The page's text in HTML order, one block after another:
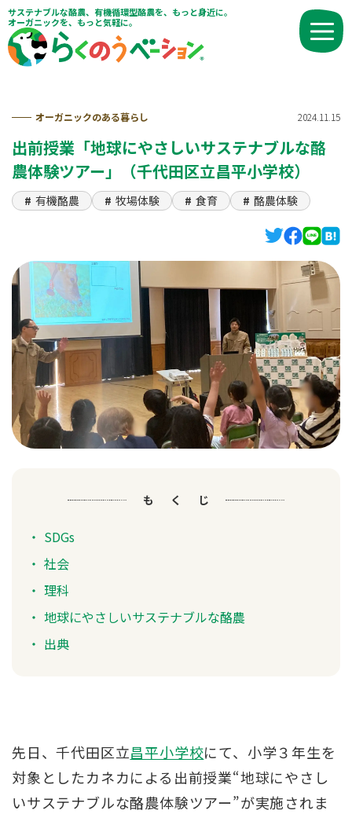
サステナブルな酪農、有機循環型酪農を、もっと身近に。
オーガニックを、もっと気軽に。
オーガニックのある暮らし 2024.11.15
出前授業「地球にやさしいサステナブルな酪
農体験ツアー」（千代田区立昌平小学校）
有機酪農 牧場体験 食育 酪農体験
もくじ
SDGs
社会
理科
地球にやさしいサステナブルな酪農
出典
先日、千代田区立昌平小学校にて、小学３年生を
対象としたカネカによる出前授業“地球にやさし
いサステナブルな酪農体験ツアー”が実施されま